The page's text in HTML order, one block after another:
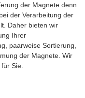
der Magnete denn
der Verarbeitung der
Daher bieten wir
Ihrer
paarweise Sortierung,
der Magnete. Wir
Sie.